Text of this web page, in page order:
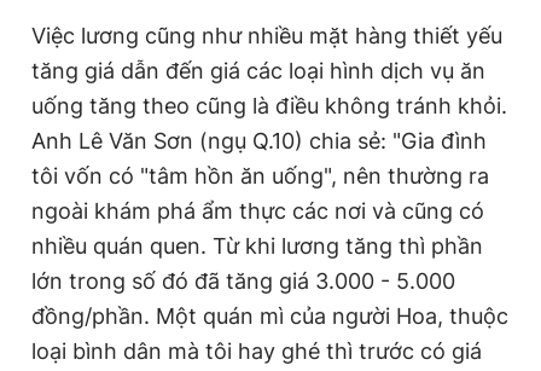
Việc lương cũng như nhiều mặt hàng thiết yếu
tăng giá dẫn đến giá các loại hình dịch vụ ăn
uống tăng theo cũng là điều không tránh khỏi.
Anh Lê Văn Sơn (ngụ Q.10) chia sẻ: "Gia đình
tôi vốn có "tâm hồn ăn uống", nên thường ra
ngoài khám phá ẩm thực các nơi và cũng có
nhiều quán quen. Từ khi lương tăng thì phần
lớn trong số đó đã tăng giá 3.000 - 5.000
đồng/phần. Một quán mì của người Hoa, thuộc
loại bình dân mà tôi hay ghé thì trước có giá